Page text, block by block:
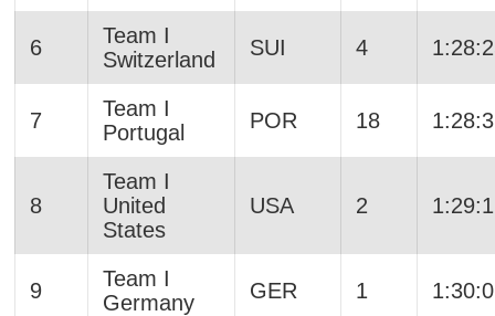
6
Team I
Switzerland
SUI 4
7
Team I
Portugal
POR 18
8
Team I
United
States
USA 2
9
Team I
Germany
GER 1